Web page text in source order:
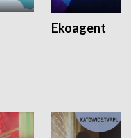
Ekoagent